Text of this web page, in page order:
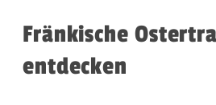
Fränkische
entdecken